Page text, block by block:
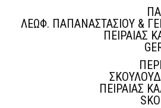
ΛΕΩΦ. ΠΑΠΑΝΑΣΤΑΣΙΟΥ &
ΠΕΙΡΑΙΑΣ
ΠΕΙΡΑΙΑΣ